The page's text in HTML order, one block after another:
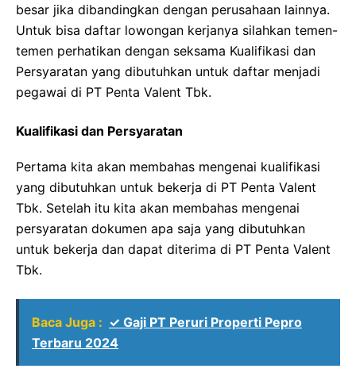
besar jika dibandingkan dengan perusahaan lainnya.
Untuk bisa daftar lowongan kerjanya silahkan temen-
temen perhatikan dengan seksama Kualifikasi dan
Persyaratan yang dibutuhkan untuk daftar menjadi
pegawai di PT Penta Valent Tbk.
Kualifikasi dan Persyaratan
Pertama kita akan membahas mengenai kualifikasi
yang dibutuhkan untuk bekerja di PT Penta Valent
Tbk. Setelah itu kita akan membahas mengenai
persyaratan dokumen apa saja yang dibutuhkan
untuk bekerja dan dapat diterima di PT Penta Valent
Tbk.
Baca Juga : ✓ Gaji PT Peruri Properti Pepro
Terbaru 2024